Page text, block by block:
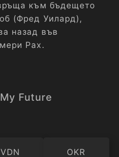
към бъдещето
(Фред Уилард),
назад във
Pax.
My Future
VDN OKR